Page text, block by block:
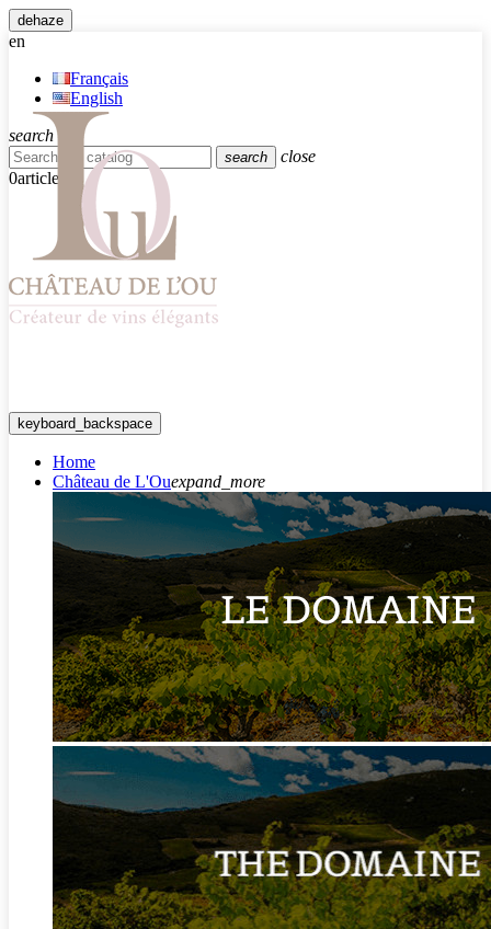
dehaze
en
Français
English
search
search
close
0article
keyboard_backspace
Home
Château de L'Ouexpand_more